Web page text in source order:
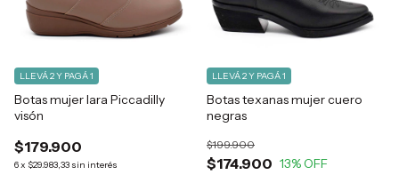
Botas mujer Iara Piccadilly
visón
$179.900
6x $29.983,33 sin interés
LLEVÁ 2 Y PAGÁ 1
Botas texanas mujer cuero
negras
$174.900
$199.900
13% OFF
LLEVÁ 2 Y PAGÁ 1